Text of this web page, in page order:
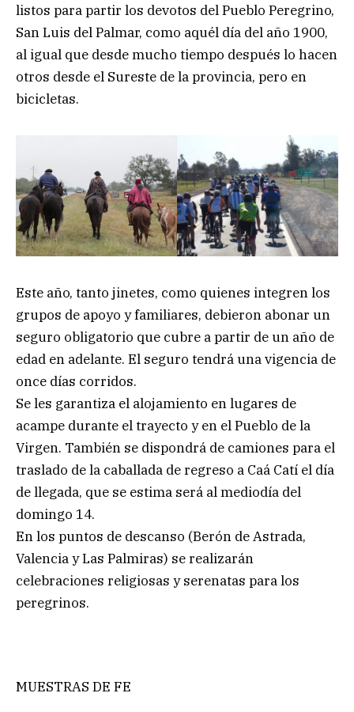
listos para partir los devotos del Pueblo Peregrino,
San Luis del Palmar, como aquél día del año 1900,
al igual que desde mucho tiempo después lo hacen
otros desde el Sureste de la provincia, pero en
bicicletas.
Este año, tanto jinetes, como quienes integren los
grupos de apoyo y familiares, debieron abonar un
seguro obligatorio que cubre a partir de un año de
edad en adelante. El seguro tendrá una vigencia de
once días corridos.
Se les garantiza el alojamiento en lugares de
acampe durante el trayecto y en el Pueblo de la
Virgen. También se dispondrá de camiones para el
traslado de la caballada de regreso a Caá Catí el día
de llegada, que se estima será al mediodía del
domingo 14.
En los puntos de descanso (Berón de Astrada,
Valencia y Las Palmiras) se realizarán
celebraciones religiosas y serenatas para los
peregrinos.
MUESTRAS DE FE